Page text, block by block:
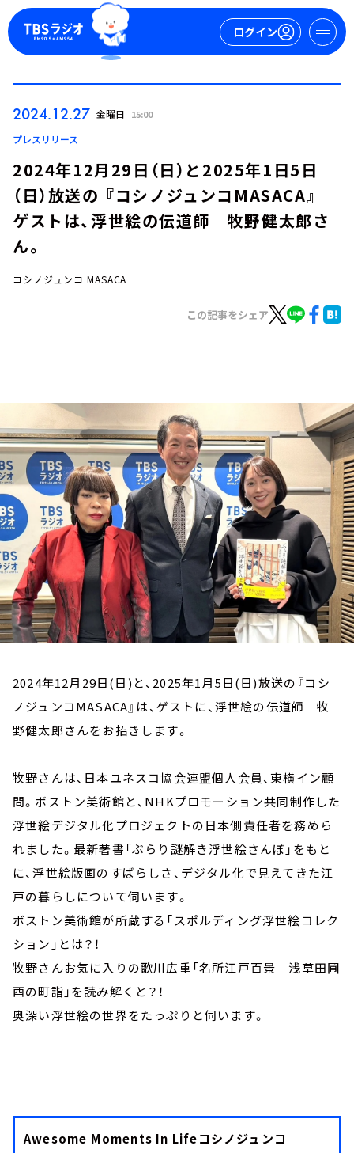
ログイン
今日の番組表
YouTube
会社情報
2024.12.27 金曜日 15:00
プレスリリース
2024年12月29日（日）と2025年1日5日
（日）放送の 『コシノジュンコMASACA』
ゲストは、浮世絵の伝道師 牧野健太郎さ
ん。
コシノジュンコ MASACA
この記事をシェア
2024年12月29日(日)と、2025年1月5日(日)放送の『コシ
ノジュンコMASACA』は、ゲストに、浮世絵の伝道師 牧
野健太郎さんをお招きします。
牧野さんは、日本ユネスコ協会連盟個人会員、東横イン顧
問。ボストン美術館と、NHKプロモーション共同制作した
浮世絵デジタル化プロジェクトの日本側責任者を務めら
れました。最新著書「ぶらり謎解き浮世絵さんぽ」をもと
に、浮世絵版画のすばらしさ、デジタル化で見えてきた江
戸の暮らしについて伺います。
ボストン美術館が所蔵する「スポルディング浮世絵コレク
ション」とは？！
牧野さんお気に入りの歌川広重「名所江戸百景 浅草田圃
酉の町詣」を読み解くと？！
奥深い浮世絵の世界をたっぷりと伺います。
Awesome Moments In Lifeコシノジュンコ